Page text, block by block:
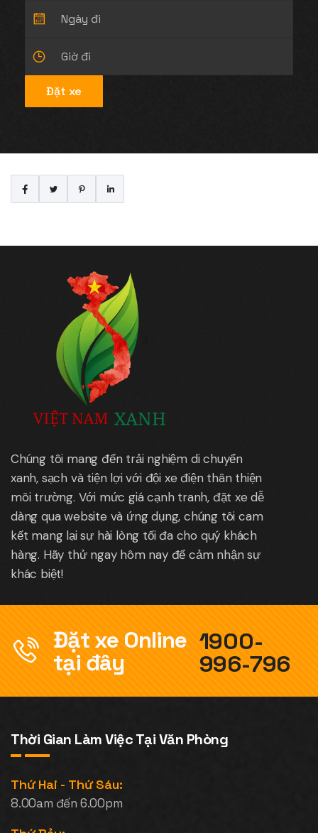
Đặt xe
Chúng tôi mang đến trải nghiệm di chuyển
xanh, sạch và tiện lợi với đội xe điện thân thiện
môi trường. Với mức giá cạnh tranh, đặt xe dễ
dàng qua website và ứng dụng, chúng tôi cam
kết mang lại sự hài lòng tối đa cho quý khách
hàng. Hãy thử ngay hôm nay để cảm nhận sự
khác biệt!
Đặt xe Online
tại đây
1900-
996-796
Thời Gian Làm Việc Tại Văn Phòng
Thứ Hai - Thứ Sáu:
8.00am đến 6.00pm